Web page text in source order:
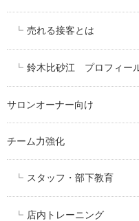
売れる接客とは
鈴木比砂江 プロフィー
サロンオーナー向け
チーム力強化
スタッフ・部下教育
店内トレーニング